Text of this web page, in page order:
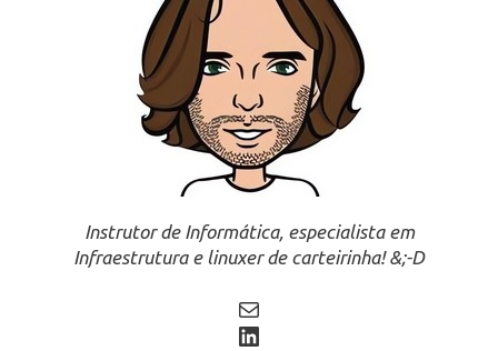
Instrutor de Informática, especialista em
Infraestrutura e linuxer de carteirinha! &;-D
Mail
LinkedIn